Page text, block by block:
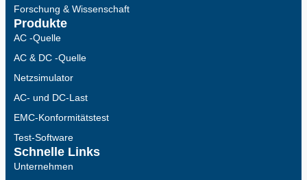
Forschung & Wissenschaft
Produkte
AC -Quelle
AC & DC -Quelle
Netzsimulator
AC- und DC-Last
EMC-Konformitätstest
Test-Software
Schnelle Links
Unternehmen